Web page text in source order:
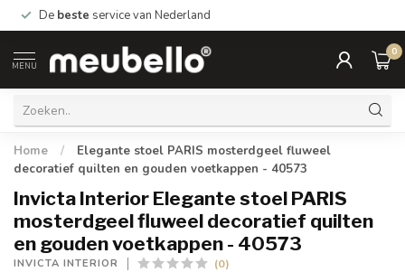
De beste service van Nederland
MENU
0
Home /
Elegante stoel PARIS mosterdgeel fluweel
decoratief quilten en gouden voetkappen - 40573
Invicta Interior Elegante stoel PARIS
mosterdgeel fluweel decoratief quilten
en gouden voetkappen - 40573
INVICTA INTERIOR (0)